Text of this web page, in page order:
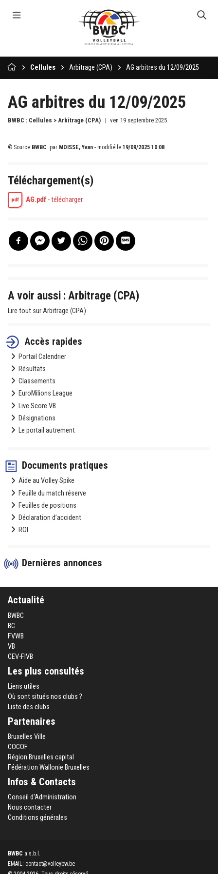
Cellules Arbitrage (CPA) AG arbitres du 12/09/2025
AG arbitres du 12/09/2025
BWBC : Cellules > Arbitrage (CPA) ven 19 septembre 2025
© Source BWBC par MOISSE, Yvan - modifié le 19/09/2025 10:08
Téléchargement(s)
pdf AG.pdf-télécharger
A voir aussi : Arbitrage (CPA)
Lire tout sur Arbitrage (CPA)
Accès rapides
Portail Calendrier
Résultats
Classements
EuroMilions League
Live Score VB
Désignations
Le portail autrement
Documents pratiques
Aide au Volley Spike
Feuille du match réserve
Feuilles de positions
Déclaration d’accident
ROI
Dernières annonces
Actualité
BWBC
BC
FVWB
VB
CEV-FIVB
Les plus consultés
Liens utiles
Où sont situés nos clubs ?
Liste des clubs
Partenaires
Bruxelles Ville
COCOF
Région Bruxelles capital
Fédération Wallonie Bruxelles
Infos & Contacts
Conseil d'Administration
Nous contacter
Conditions générales
BWBC a.s.b.l.
EMAIL: contact@volleybw.be